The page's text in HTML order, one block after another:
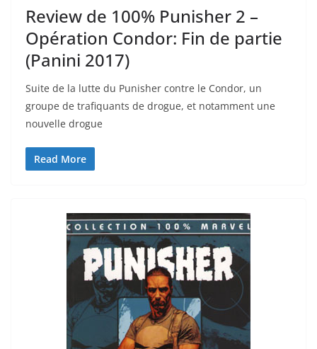
Review de 100% Punisher 2 –
Opération Condor: Fin de partie
(Panini 2017)
Suite de la lutte du Punisher contre le Condor, un
groupe de trafiquants de drogue, et notamment une
nouvelle drogue
Read More